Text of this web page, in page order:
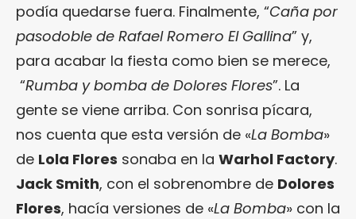
podía quedarse fuera. Finalmente, “Caña por
pasodoble de Rafael Romero El Gallina” y,
para acabar la fiesta como bien se merece,
“Rumba y bomba de Dolores Flores”. La
gente se viene arriba. Con sonrisa pícara,
nos cuenta que esta versión de «La Bomba»
de Lola Flores sonaba en la Warhol Factory.
Jack Smith, con el sobrenombre de Dolores
Flores, hacía versiones de «La Bomba» con la